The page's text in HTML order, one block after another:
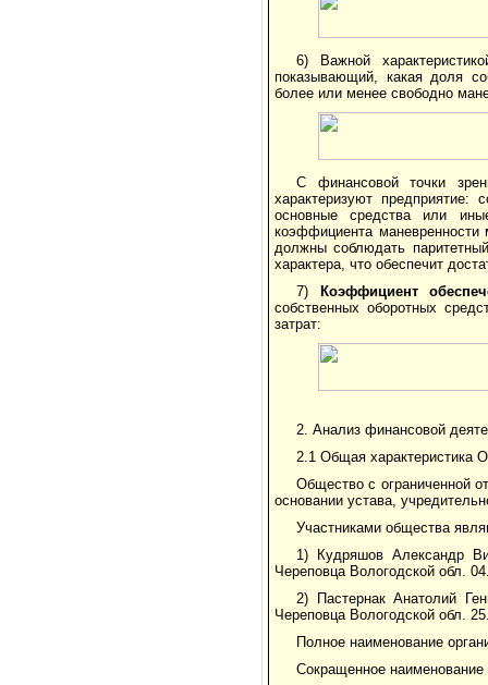
6) Важной
показывающий, какая доля
более или менее свободно
С финансовой точки
характеризуют
основные средства или
коэффициента маневренности
должны соблюдать
характера, что обеспечит
7)
Коэффициент
собственных оборотных
затрат:
2. Анализ финансовой
2.1 Общая характеристика
Общество с ограниченной
основании устава,
Участниками общества
1) Кудряшов Александр
Череповца Вологодской обл.
2) Пастернак Анатолий
Череповца Вологодской обл.
Полное наименование
Сокращенное